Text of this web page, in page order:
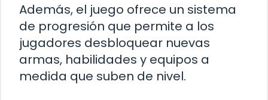
Además, el juego ofrece un sistema
de progresión que permite a los
jugadores desbloquear nuevas
armas, habilidades y equipos a
medida que suben de nivel.